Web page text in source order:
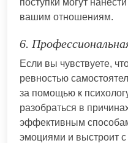
вашим отношениям.
6.
Если вы чувствуете,
ревностью
за помощью к
разобраться в
эффективным
эмоциями и выстроит